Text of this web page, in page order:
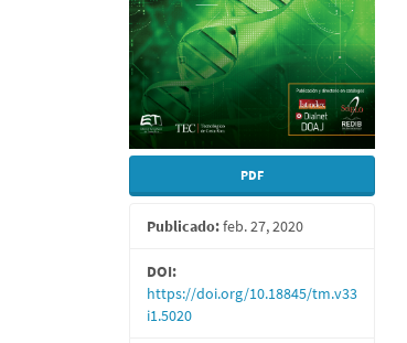
PDF
Publicado:feb. 27, 2020
DOI:
https://doi.org/10.18845/tm.v33
i1.5020